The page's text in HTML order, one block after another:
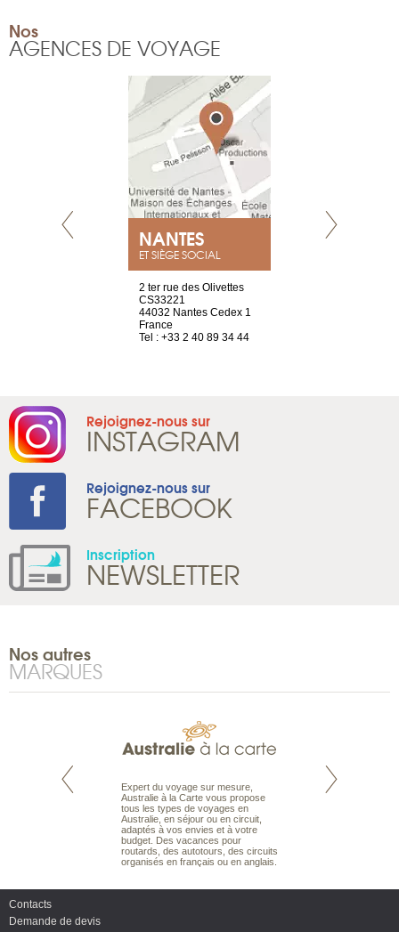
Nos
AGENCES DE VOYAGE
NANTES
ET SIÈGE SOCIAL
2 ter rue des Olivettes
CS33221
44032 Nantes Cedex 1
France
Tel : +33 2 40 89 34 44
Rejoignez-nous sur
INSTAGRAM
Rejoignez-nous sur
FACEBOOK
Inscription
NEWSLETTER
Nos autres
MARQUES
est le spécialiste
Expert du voyage sur mesure,
Australie à la Carte vous propose
tous les types de voyages en
Australie, en séjour ou en circuit,
adaptés à vos envies et à votre
budget. Des vacances pour
routards, des autotours, des circuits
organisés en français ou en anglais.
Parce qu'ils sont
Contacts
Demande de devis